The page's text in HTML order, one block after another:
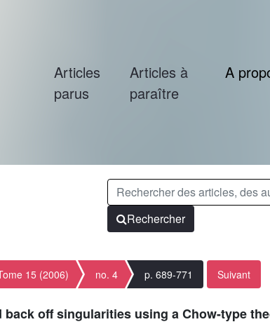
Articles
parus
Articles à
paraître
A
Rechercher
15 (2006) no. 4 p. 689-771 Suivant
off singularities using a Chow-type